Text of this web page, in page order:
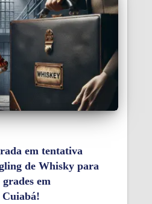
em tentativa
de Whisky para
em